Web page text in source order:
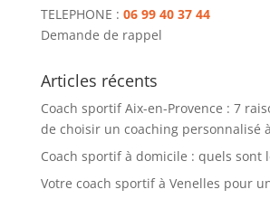
TELEPHONE : 06 99 40 37 44
Demande de rappel
Articles récents
Coach sportif Aix-en-Provence : 7
de choisir un coaching personnalisé
Coach sportif à domicile : quels sont
Votre coach sportif à Venelles pour